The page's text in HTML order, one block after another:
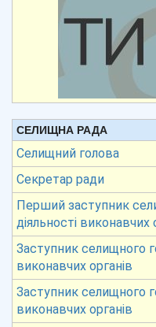
СЕЛИЩНА РАДА
Селищний голова
Секретар ради
Перший заступник
діяльності виконавчих
Заступник селищного
виконавчих органів
Заступник селищного
виконавчих органів